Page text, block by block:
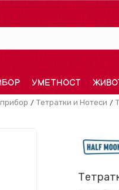
УМЕТНОСТ
Тетратки и Нотеси